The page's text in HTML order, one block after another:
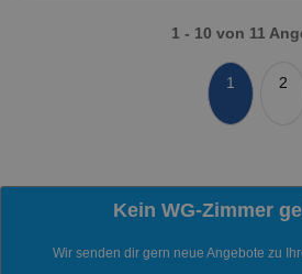
1 - 10 von 11
1 2
Kein WG-Zimmer
Wir senden dir gern neue Angebote zu